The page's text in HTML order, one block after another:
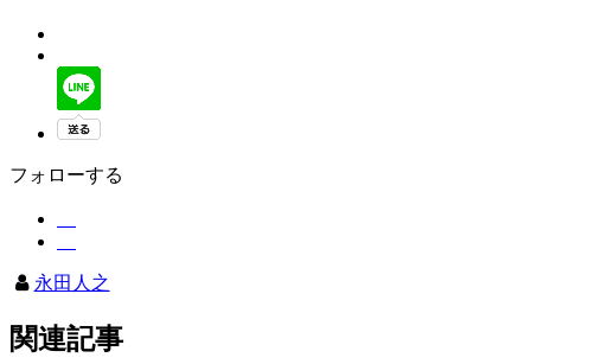
フォローする
永田人之
関連記事